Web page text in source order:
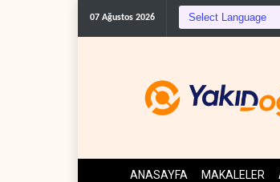
07 Ağustos 2026
ANASAYFA MAKALELER